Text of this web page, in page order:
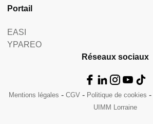
Portail
EASI
YPAREO
Réseaux sociaux
Mentions légales CGV Politique de cookies
UIMM Lorraine